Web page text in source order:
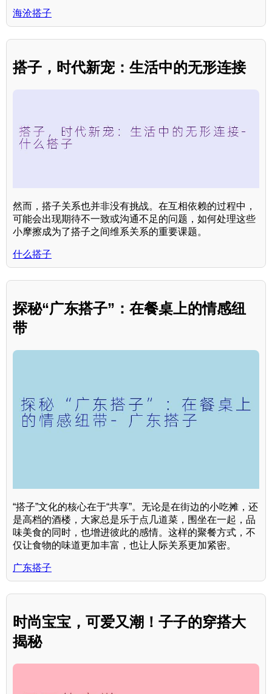
海沧搭子
搭子，时代新宠：生活中的无形连接
然而，搭子关系也并非没有挑战。在互相依赖的过程中，
可能会出现期待不一致或沟通不足的问题，如何处理这些
小摩擦成为了搭子之间维系关系的重要课题。
什么搭子
探秘“广东搭子”：在餐桌上的情感纽
带
“搭子”文化的核心在于“共享”。无论是在街边的小吃摊，还
是高档的酒楼，大家总是乐于点几道菜，围坐在一起，品
味美食的同时，也增进彼此的感情。这样的聚餐方式，不
仅让食物的味道更加丰富，也让人际关系更加紧密。
广东搭子
时尚宝宝，可爱又潮！子子的穿搭大
揭秘